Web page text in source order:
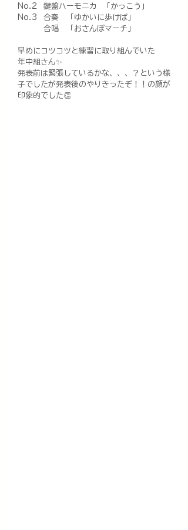
No.2  鍵盤ハーモニカ  「かっこう」
No.3  合奏　「ゆかいに歩けば」
合唱　「おさんぽマーチ」
早めにコツコツと練習に取り組んでいた
年中組さん✨
発表前は緊張しているかな、、、？という様
子でしたが発表後のやりきったぞ！！の顔が
印象的でした👏